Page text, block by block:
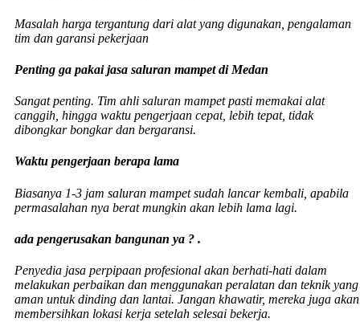
Masalah harga tergantung dari alat yang digunakan, pengalaman
tim dan garansi pekerjaan
Penting ga pakai jasa saluran mampet di Medan
Sangat penting. Tim ahli saluran mampet pasti memakai alat
canggih, hingga waktu pengerjaan cepat, lebih tepat, tidak
dibongkar bongkar dan bergaransi.
Waktu pengerjaan berapa lama
Biasanya 1-3 jam saluran mampet sudah lancar kembali, apabila
permasalahan nya berat mungkin akan lebih lama lagi.
ada pengerusakan bangunan ya ? .
Penyedia jasa perpipaan profesional akan berhati-hati dalam
melakukan perbaikan dan menggunakan peralatan dan teknik yang
aman untuk dinding dan lantai. Jangan khawatir, mereka juga akan
membersihkan lokasi kerja setelah selesai bekerja.